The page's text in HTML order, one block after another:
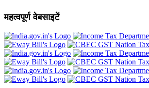
महत्वपूर्ण वेबसाइटें